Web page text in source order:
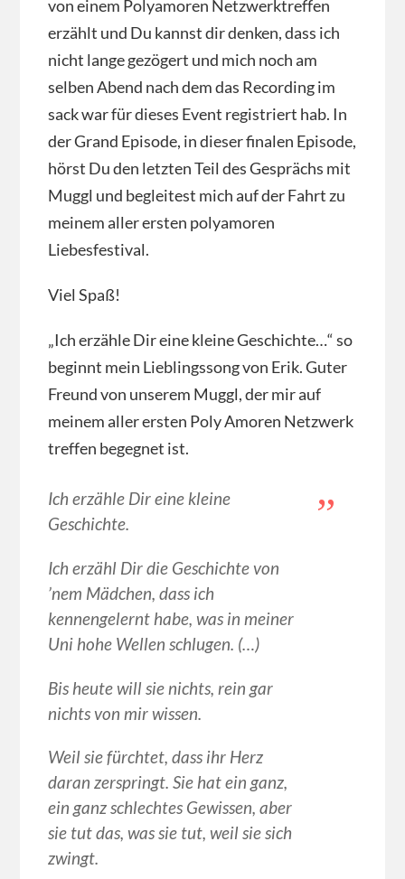
von einem Polyamoren Netzwerktreffen
erzählt und Du kannst dir denken, dass ich
nicht lange gezögert und mich noch am
selben Abend nach dem das Recording im
sack war für dieses Event registriert hab. In
der Grand Episode, in dieser finalen Episode,
hörst Du den letzten Teil des Gesprächs mit
Muggl und begleitest mich auf der Fahrt zu
meinem aller ersten polyamoren
Liebesfestival.
Viel Spaß!
„Ich erzähle Dir eine kleine Geschichte…“ so
beginnt mein Lieblingssong von Erik. Guter
Freund von unserem Muggl, der mir auf
meinem aller ersten Poly Amoren Netzwerk
treffen begegnet ist.
Ich erzähle Dir eine kleine
Geschichte.
Ich erzähl Dir die Geschichte von
’nem Mädchen, dass ich
kennengelernt habe, was in meiner
Uni hohe Wellen schlugen. (…)
Bis heute will sie nichts, rein gar
nichts von mir wissen.
Weil sie fürchtet, dass ihr Herz
daran zerspringt. Sie hat ein ganz,
ein ganz schlechtes Gewissen, aber
sie tut das, was sie tut, weil sie sich
zwingt.